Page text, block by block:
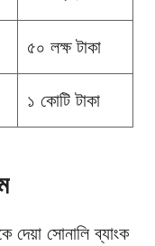
৫০ লক্ষ টাকা
১ কোটি টাকা
দেয়া সোনালি ব্যাংক